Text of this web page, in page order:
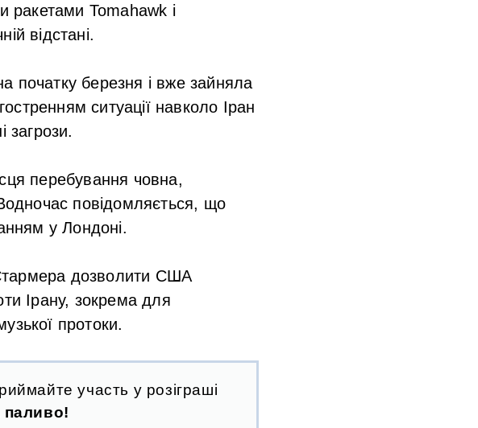
ракетами Tomahawk і
відстані.
березня і вже зайняла
ситуації навколо Іран
загрози.
перебування човна,
повідомляється, що
у Лондоні.
Стармера дозволити США
Ірану, зокрема для
протоки.
участь у розіграші
паливо!